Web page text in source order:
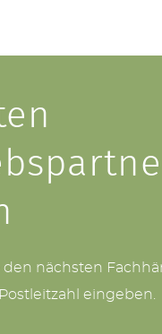
den nächsten
eingeben.